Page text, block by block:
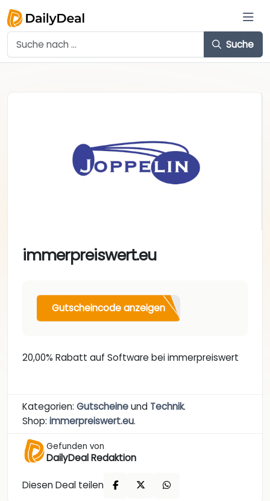
Suche
immerpreiswert.eu
Gutscheincode anzeigen
20,00% Rabatt auf Software bei immerpreiswert
Kategorien: Gutscheineund Technik.
Shop: immerpreiswert.eu.
Gefunden von
DailyDeal Redaktion
Diesen Deal teilen